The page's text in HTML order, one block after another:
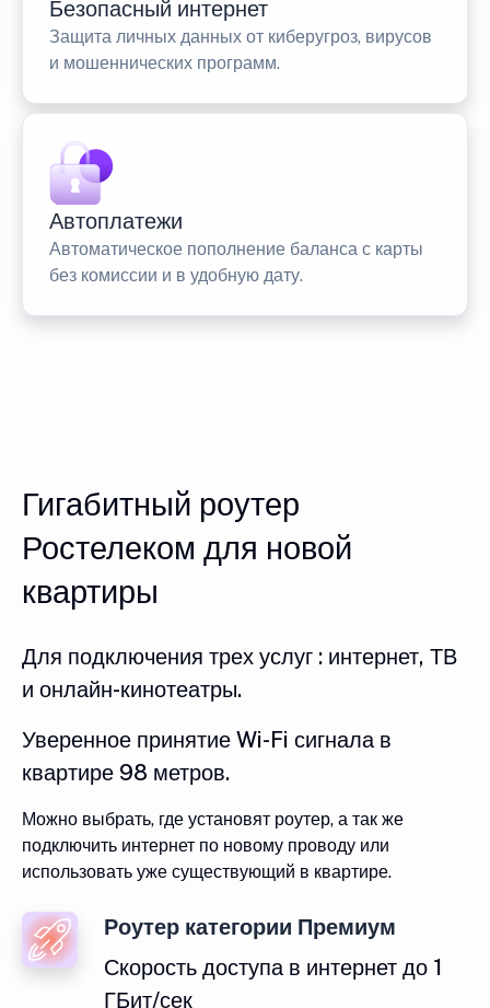
Безопасный интернет
Защита личных данных от киберугроз, вирусов
и мошеннических программ.
Автоплатежи
Автоматическое пополнение баланса с карты
без комиссии и в удобную дату.
Гигабитный роутер
Ростелеком для новой
квартиры
Для подключения трех услуг : интернет, ТВ
и онлайн-кинотеатры.
Уверенное принятие Wi-Fi сигнала в
квартире 98 метров.
Можно выбрать, где установят роутер, а так же
подключить интернет по новому проводу или
использовать уже существующий в квартире.
Роутер категории Премиум
Скорость доступа в интернет до 1
ГБит/сек